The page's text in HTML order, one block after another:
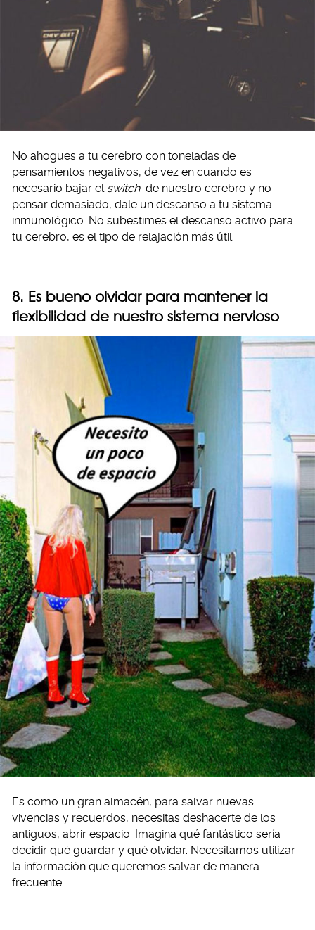
No ahogues a tu cerebro con toneladas de
pensamientos negativos, de vez en cuando es
necesario bajar el switch de nuestro cerebro y no
pensar demasiado, dale un descanso a tu sistema
inmunológico. No subestimes el descanso activo para
tu cerebro, es el tipo de relajación más útil.
8. Es bueno olvidar para mantener la
flexibilidad de nuestro sistema nervioso
Es como un gran almacén, para salvar nuevas
vivencias y recuerdos, necesitas deshacerte de los
antiguos, abrir espacio. Imagina qué fantástico sería
decidir qué guardar y qué olvidar. Necesitamos utilizar
la información que queremos salvar de manera
frecuente.